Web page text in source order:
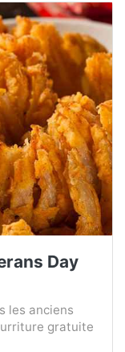
Day
les anciens
gratuite